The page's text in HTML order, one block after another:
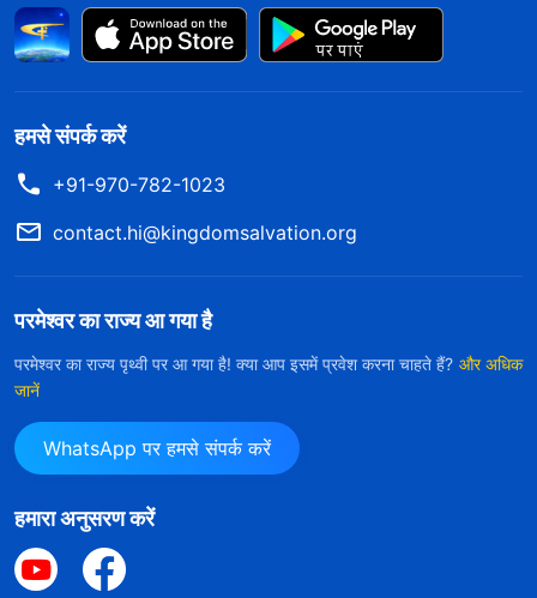
हमसे संपर्क करें
+91-970-782-1023
contact.hi@kingdomsalvation.org
परमेश्वर का राज्य आ गया है
परमेश्वर का राज्य पृथ्वी पर आ गया है! क्या आप इसमें प्रवेश करना चाहते हैं? और अधिक
जानें
WhatsApp पर हमसे संपर्क करें
हमारा अनुसरण करें